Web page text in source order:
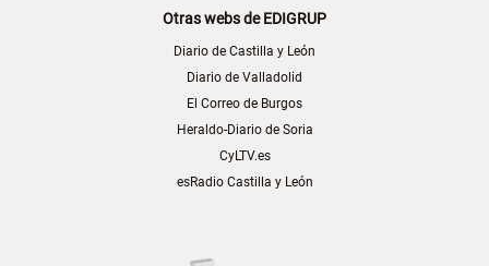
Otras webs de EDIGRUP
Diario de Castilla y León
Diario de Valladolid
El Correo de Burgos
Heraldo-Diario de Soria
CyLTV.es
esRadio Castilla y León